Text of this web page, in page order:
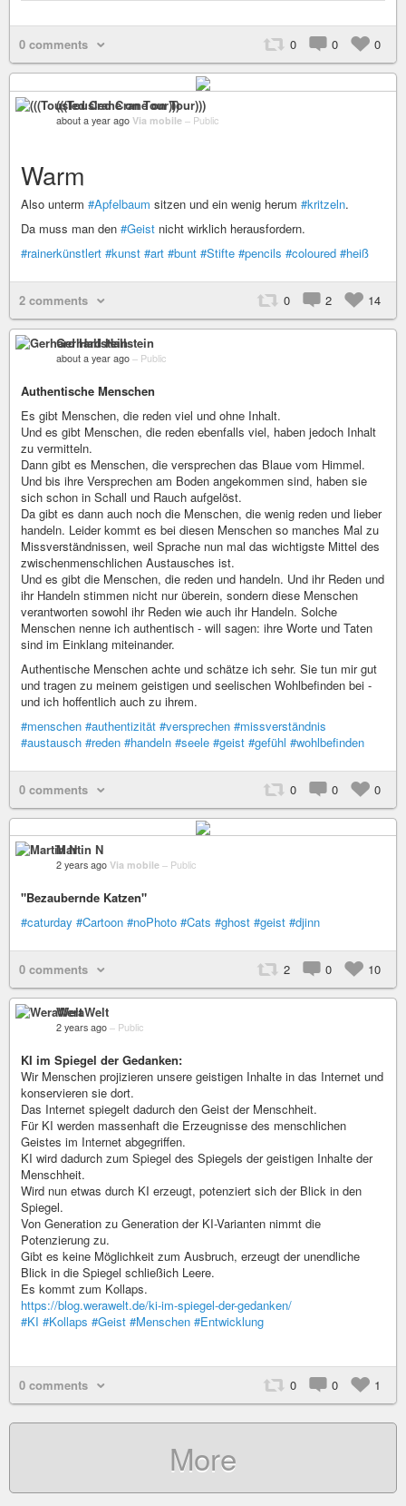
0 comments 0 0 0
(((Tousled Crane on Tour)))
about a year ago Via mobile – Public
Warm
Also unterm #Apfelbaum sitzen und ein wenig herum #kritzeln.
Da muss man den #Geist nicht wirklich herausfordern.
#rainerkünstlert #kunst #art #bunt #Stifte #pencils #coloured #heiß
2 comments 0 2 14
Gerhard Hallstein
about a year ago – Public
Authentische Menschen
Es gibt Menschen, die reden viel und ohne Inhalt.
Und es gibt Menschen, die reden ebenfalls viel, haben jedoch Inhalt
zu vermitteln.
Dann gibt es Menschen, die versprechen das Blaue vom Himmel.
Und bis ihre Versprechen am Boden angekommen sind, haben sie
sich schon in Schall und Rauch aufgelöst.
Da gibt es dann auch noch die Menschen, die wenig reden und lieber
handeln. Leider kommt es bei diesen Menschen so manches Mal zu
Missverständnissen, weil Sprache nun mal das wichtigste Mittel des
zwischenmenschlichen Austausches ist.
Und es gibt die Menschen, die reden und handeln. Und ihr Reden und
ihr Handeln stimmen nicht nur überein, sondern diese Menschen
verantworten sowohl ihr Reden wie auch ihr Handeln. Solche
Menschen nenne ich authentisch - will sagen: ihre Worte und Taten
sind im Einklang miteinander.
Authentische Menschen achte und schätze ich sehr. Sie tun mir gut
und tragen zu meinem geistigen und seelischen Wohlbefinden bei -
und ich hoffentlich auch zu ihrem.
#menschen #authentizität #versprechen #missverständnis
#austausch #reden #handeln #seele #geist #gefühl #wohlbefinden
0 comments 0 0 0
Martin N
2 years ago Via mobile – Public
"Bezaubernde Katzen"
#caturday #Cartoon #noPhoto #Cats #ghost #geist #djinn
0 comments 2 0 10
WeraWelt
2 years ago – Public
KI im Spiegel der Gedanken:
Wir Menschen projizieren unsere geistigen Inhalte in das Internet und
konservieren sie dort.
Das Internet spiegelt dadurch den Geist der Menschheit.
Für KI werden massenhaft die Erzeugnisse des menschlichen
Geistes im Internet abgegriffen.
KI wird dadurch zum Spiegel des Spiegels der geistigen Inhalte der
Menschheit.
Wird nun etwas durch KI erzeugt, potenziert sich der Blick in den
Spiegel.
Von Generation zu Generation der KI-Varianten nimmt die
Potenzierung zu.
Gibt es keine Möglichkeit zum Ausbruch, erzeugt der unendliche
Blick in die Spiegel schließich Leere.
Es kommt zum Kollaps.
https://blog.werawelt.de/ki-im-spiegel-der-gedanken/
#KI #Kollaps #Geist #Menschen #Entwicklung
0 comments 0 0 1
More